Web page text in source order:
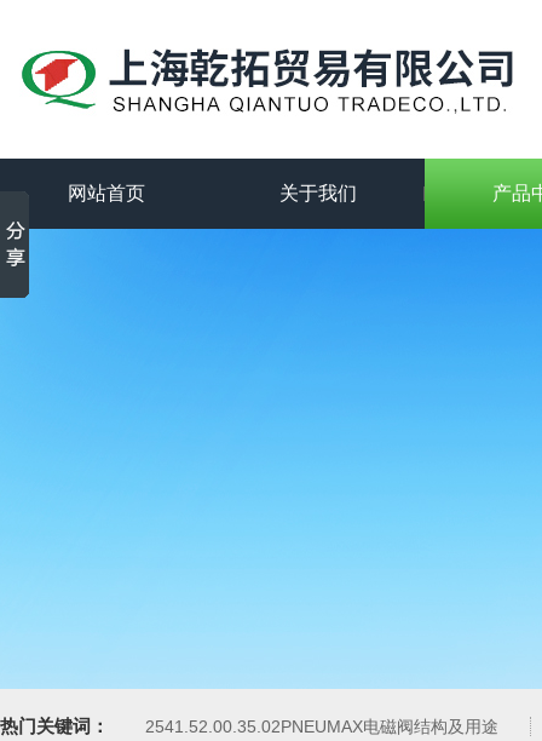
网站首页 关于我们 产品
热门关键词： 2541.52.00.35.02PNEUMAX电磁阀结构及用途